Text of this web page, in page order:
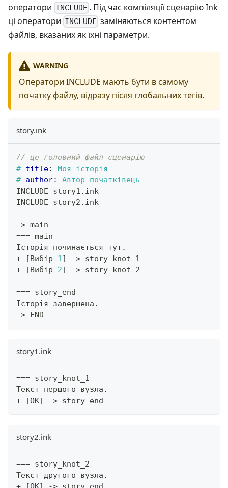
оператори INCLUDE . Під час компіляції сценарію Ink
ці оператори INCLUDE заміняються контентом
файлів, вказаних як їхні параметри.
WARNING
Оператори INCLUDE мають бути в самому
початку файлу, відразу після глобальних тегів.
story.ink
// це головний файл сценарію
# title:
Моя історія
# author: Автор-початківець
INCLUDE story1 . ink
INCLUDE story2 . ink
-> main
=== main
Історія починається тут .
+
[ Вибір 1] -> story_knot_1
+
[ Вибір 2] -> story_knot_2
=== story_end
Історія завершена .
-> END
story1.ink
=== story_knot_1
Текст першого вузла .
+
[OK] -> story_end
story2.ink
=== story_knot_2
Текст другого вузла .